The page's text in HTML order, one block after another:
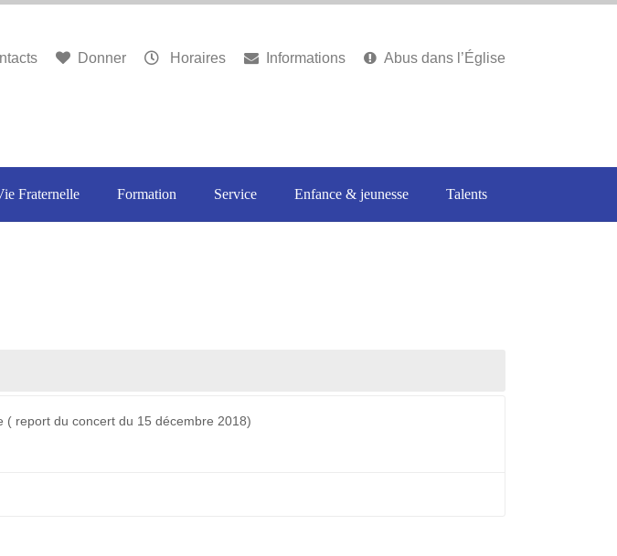
Donner Horaires Informations Abus dans l’Église
Fraternelle Formation Service Enfance & jeunesse Talents
( report du concert du 15 décembre 2018)